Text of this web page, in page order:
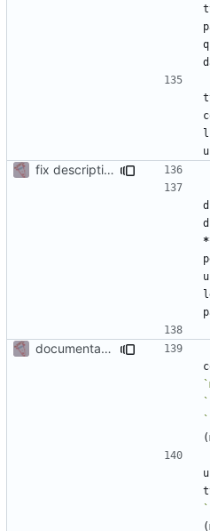
fix description variables document
documentation for docgen in activity